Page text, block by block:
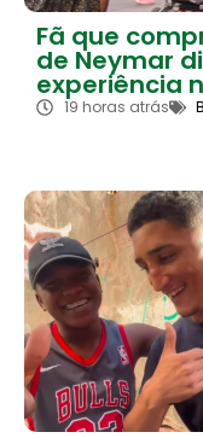
Fã que
de Neymar
experiência
19 horas atrás